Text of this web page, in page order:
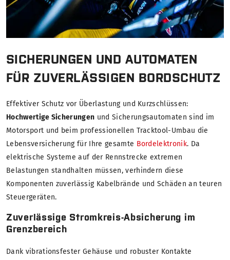
SICHERUNGEN UND AUTOMATEN
FÜR ZUVERLÄSSIGEN BORDSCHUTZ
Effektiver Schutz vor Überlastung und Kurzschlüssen:
Hochwertige Sicherungen und Sicherungsautomaten sind im
Motorsport und beim professionellen Tracktool-Umbau die
Lebensversicherung für Ihre gesamte Bordelektronik. Da
elektrische Systeme auf der Rennstrecke extremen
Belastungen standhalten müssen, verhindern diese
Komponenten zuverlässig Kabelbrände und Schäden an teuren
Steuergeräten.
Zuverlässige Stromkreis-Absicherung im
Grenzbereich
Dank vibrationsfester Gehäuse und robuster Kontakte